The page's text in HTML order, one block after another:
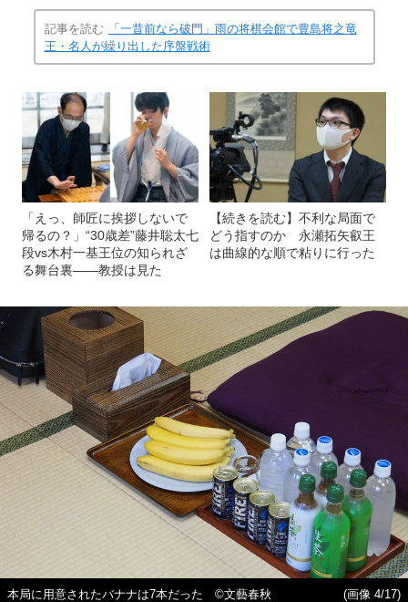
記事を読む
「一昔前なら破門」雨の将棋会館で豊島将之竜
王・名人が繰り出した序盤戦術
「えっ、師匠に挨拶しないで
帰るの？」“30歳差”藤井聡太七
段vs木村一基王位の知られざ
る舞台裏――教授は見た
【続きを読む】不利な局面で
どう指すのか 永瀬拓矢叡王
は曲線的な順で粘りに行った
本局に用意されたバナナは7本だった ©文藝春秋
(画像 4/17)